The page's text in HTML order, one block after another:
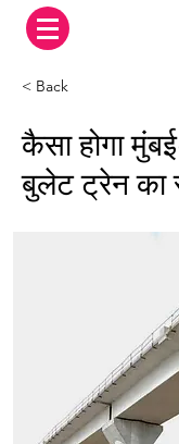
< Back
कैसा होगा
बुलेट ट्रेन का